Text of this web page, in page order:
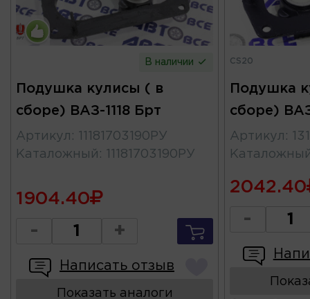
В наличии
Подушка кулисы ( в
сборе) ВАЗ-1118 Брт
Артикул :
11181703190РУ
Каталожный : 11181703190РУ
1904.40
- +
Написать отзыв
Показать аналоги
CS20
Подушка
сборе)
Артикул :
2042.40
-